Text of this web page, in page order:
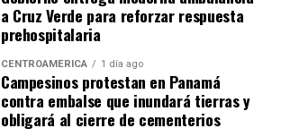
a Cruz Verde para reforzar respuesta
prehospitalaria
CENTROAMÉRICA 1 día ago
Campesinos protestan en Panamá
contra embalse que inundará tierras y
obligará al cierre de cementerios